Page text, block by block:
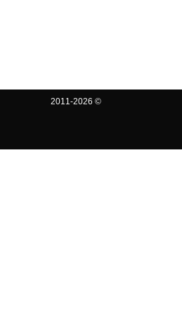
2011-2026 ©